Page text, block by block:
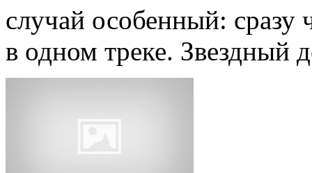
случай особенный: сразу
в одном треке. Звездный